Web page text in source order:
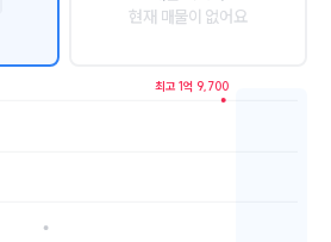
현재 매물이 없어요
최고 1억 9,700